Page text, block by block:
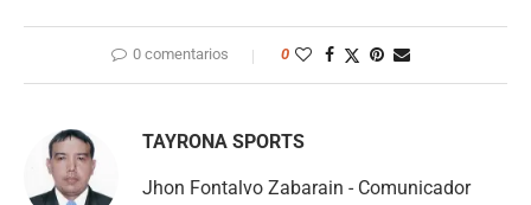
0 comentarios 0
TAYRONA SPORTS
Jhon Fontalvo Zabarain - Comunicador